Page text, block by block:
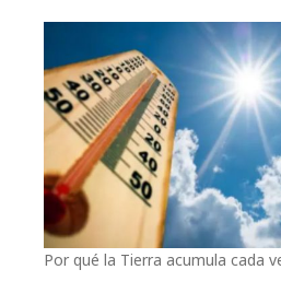
Por qué la Tierra acumula cada